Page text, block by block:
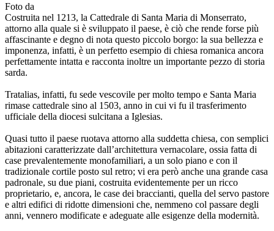
Foto da
Costruita nel 1213, la Cattedrale di Santa Maria di Monserrato,
attorno alla quale si è sviluppato il paese, è ciò che rende forse più
affascinante e degno di nota questo piccolo borgo: la sua bellezza e
imponenza, infatti, è un perfetto esempio di chiesa romanica ancora
perfettamente intatta e racconta inoltre un importante pezzo di storia
sarda.
Tratalias, infatti, fu sede vescovile per molto tempo e Santa Maria
rimase cattedrale sino al 1503, anno in cui vi fu il trasferimento
ufficiale della diocesi sulcitana a Iglesias.
Quasi tutto il paese ruotava attorno alla suddetta chiesa, con semplici
abitazioni caratterizzate dall’architettura vernacolare, ossia fatta di
case prevalentemente monofamiliari, a un solo piano e con il
tradizionale cortile posto sul retro; vi era però anche una grande casa
padronale, su due piani, costruita evidentemente per un ricco
proprietario, e, ancora, le case dei braccianti, quella del servo pastore
e altri edifici di ridotte dimensioni che, nemmeno col passare degli
anni, vennero modificate e adeguate alle esigenze della modernità.